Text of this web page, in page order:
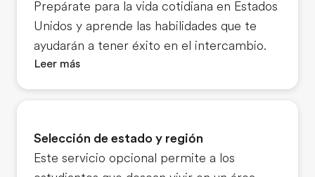
Prepárate para la vida cotidiana en Estados
Unidos y aprende las habilidades que te
ayudarán a tener éxito en el intercambio.
Leer más
Selección de estado y región
Este servicio opcional permite a los